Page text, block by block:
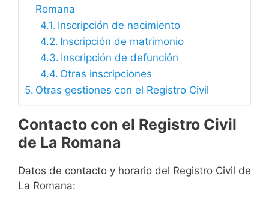
Romana
Inscripción de nacimiento
Inscripción de matrimonio
Inscripción de defunción
Otras inscripciones
Otras gestiones con el Registro Civil
Contacto con el Registro Civil
de La Romana
Datos de contacto y horario del Registro Civil de
La Romana: